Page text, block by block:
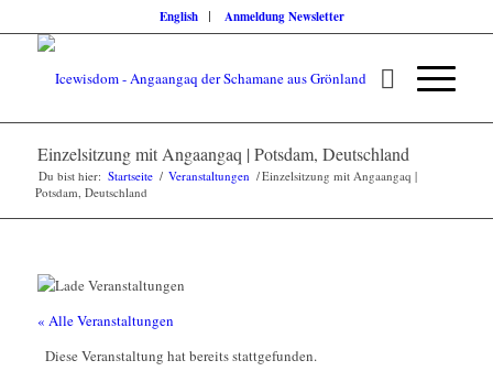
English Anmeldung Newsletter
Einzelsitzung mit Angaangaq | Potsdam, Deutschland
Du bist hier: Startseite / Veranstaltungen /Einzelsitzung mit Angaangaq |
Potsdam, Deutschland
« Alle Veranstaltungen
Diese Veranstaltung hat bereits stattgefunden.